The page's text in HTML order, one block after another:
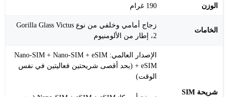
الوزن 190 غرام
الخامات
زجاج أمامي وخلفي من نوع Gorilla Glass Victus
2، إطار من الألومنيوم
شريحة SIM
الإصدار العالمي: Nano-SIM + Nano-SIM + eSIM
+ eSIM (بحد أقصى شريحتين فعاليتين في نفس
الوقت)